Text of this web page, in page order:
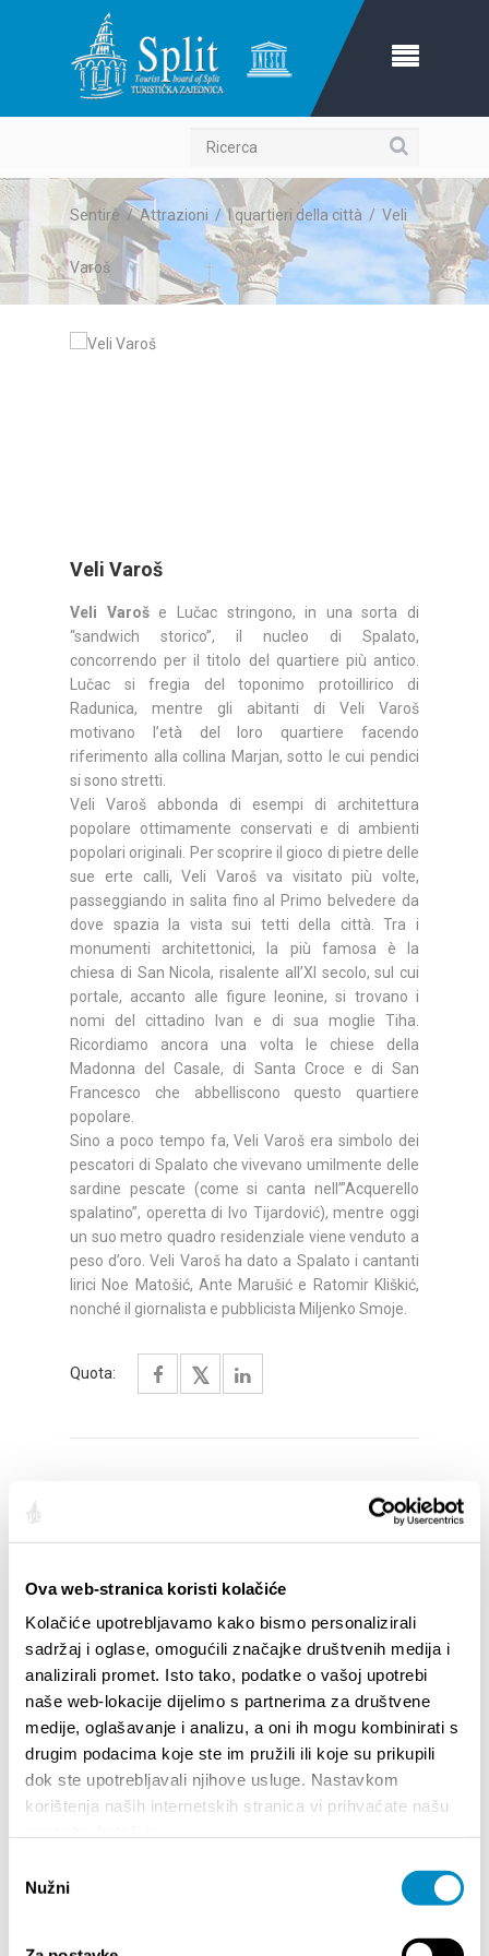
Ova web-stranica koristi kolačiće
Kolačiće upotrebljavamo kako bismo personalizirali
sadržaj i oglase, omogućili značajke društvenih medija i
analizirali promet. Isto tako, podatke o vašoj upotrebi
naše web-lokacije dijelimo s partnerima za društvene
medije, oglašavanje i analizu, a oni ih mogu kombinirati s
drugim podacima koje ste im pružili ili koje su prikupili
dok ste upotrebljavali njihove usluge. Nastavkom
korištenja naših internetskih stranica vi prihvaćate našu
pristanka
Nužni
Ricerca
Sentire /Attrazioni /I quartieri della città / Veli
Varoš
Veli Varoš
Veli Varoše Lučac stringono, in una sorta di
“sandwich storico”, il nucleo di Spalato,
concorrendo per il titolo del quartiere più antico.
Lučac si fregia del toponimo protoillirico di
Radunica, mentre gli abitanti di Veli Varoš
motivano l’età del loro quartiere facendo
riferimento alla collina Marjan, sotto le cui pendici
si sono stretti.
Veli Varoš abbonda di esempi di architettura
popolare ottimamente conservati e di ambienti
popolari originali. Per scoprire il gioco di pietre delle
sue erte calli, Veli Varoš va visitato più volte,
passeggiando in salita fino al Primo belvedere da
dove spazia la vista sui tetti della città. Tra i
monumenti architettonici, la più famosa è la
chiesa di San Nicola, risalente all’XI secolo, sul cui
portale, accanto alle figure leonine, si trovano i
nomi del cittadino Ivan e di sua moglie Tiha.
Ricordiamo ancora una volta le chiese della
Madonna del Casale, di Santa Croce e di San
Francesco che abbelliscono questo quartiere
popolare.
Sino a poco tempo fa, Veli Varoš era simbolo dei
pescatori di Spalato che vivevano umilmente delle
sardine pescate (come si canta nell’”Acquerello
spalatino”, operetta di Ivo Tijardović), mentre oggi
un suo metro quadro residenziale viene venduto a
peso d’oro. Veli Varoš ha dato a Spalato i cantanti
lirici Noe Matošić, Ante Marušić e Ratomir Kliškić,
nonché il giornalista e pubblicista Miljenko Smoje.
Quota:
STUPA NA SNAGU POČETKOM 2027.- VAŽNA
Your